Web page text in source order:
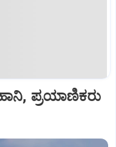
ಪ್ರಯಾಣಿಕರು